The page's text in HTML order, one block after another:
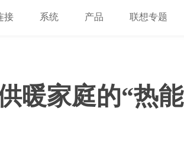
接 系统 产品 联想专题
暖家庭的“热能